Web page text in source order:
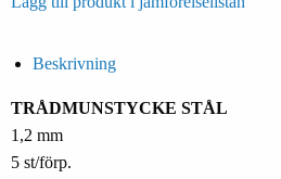
Beskrivning
TRÅDMUNSTYCKE STÅL
1,2 mm
5 st/förp.